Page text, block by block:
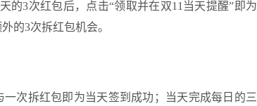
的3次红包后，点击“领取并在双11当天提醒”即为
的3次拆红包机会。
次拆红包即为当天签到成功；当天完成每日的三